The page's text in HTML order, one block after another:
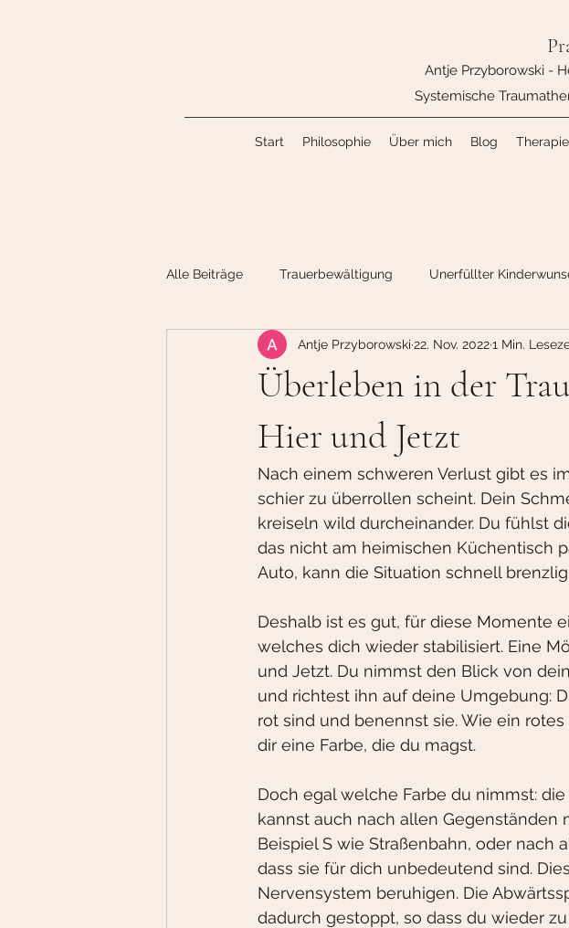
Antje Przyborowski -
Systemische
Start Philosophie Über mich Blog
Alle Beiträge Trauerbewältigung Unerfüllter
Überleben in der
Hier und Jetzt
Antje Przyborowski 22. Nov. 20221 Min.
Nach einem schweren Verlust gibt es
schier zu überrollen scheint. Dein
kreiseln wild durcheinander. Du fühlst
das nicht am heimischen Küchentisch
Auto, kann die Situation schnell
Deshalb ist es gut, für diese Momente
welches dich wieder stabilisiert. Eine
und Jetzt. Du nimmst den Blick von
und richtest ihn auf deine Umgebung:
rot sind und benennst sie. Wie ein
dir eine Farbe, die du magst.
Doch egal welche Farbe du nimmst:
kannst auch nach allen
Beispiel S wie Straßenbahn, oder nach
dass sie für dich unbedeutend sind.
Nervensystem beruhigen. Die
dadurch gestoppt, so dass du wieder